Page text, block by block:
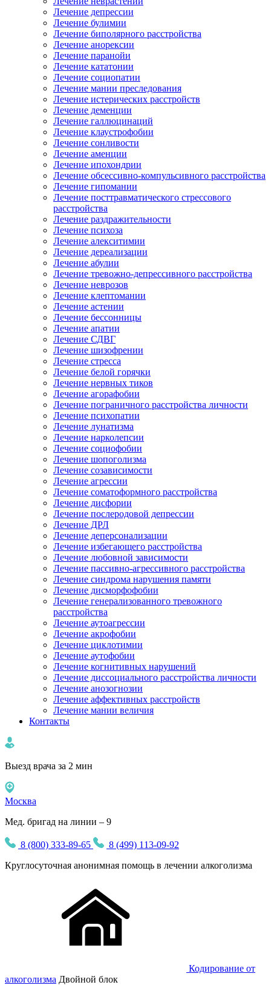
Лечение депрессии
Лечение булимии
Лечение биполярного расстройства
Лечение анорексии
Лечение паранойи
Лечение кататонии
Лечение социопатии
Лечение мании преследования
Лечение истерических расстройств
Лечение деменции
Лечение галлюцинаций
Лечение клаустрофобии
Лечение сонливости
Лечение аменции
Лечение ипохондрии
Лечение обсессивно-компульсивного расстройства
Лечение гипомании
Лечение посттравматического стрессового
расстройства
Лечение раздражительности
Лечение психоза
Лечение алекситимии
Лечение дереализации
Лечение абулии
Лечение тревожно-депрессивного расстройства
Лечение неврозов
Лечение клептомании
Лечение астении
Лечение бессонницы
Лечение апатии
Лечение СДВГ
Лечение шизофрении
Лечение стресса
Лечение белой горячки
Лечение нервных тиков
Лечение агорафобии
Лечение пограничного расстройства личности
Лечение психопатии
Лечение лунатизма
Лечение нарколепсии
Лечение социофобии
Лечение шопоголизма
Лечение созависимости
Лечение агрессии
Лечение соматоформного расстройства
Лечение дисфории
Лечение послеродовой депрессии
Лечение ДРЛ
Лечение деперсонализации
Лечение избегающего расстройства
Лечение любовной зависимости
Лечение пассивно-агрессивного расстройства
Лечение синдрома нарушения памяти
Лечение дисморфофобии
Лечение генерализованного тревожного
расстройства
Лечение аутоагрессии
Лечение акрофобии
Лечение циклотимии
Лечение аутофобии
Лечение когнитивных нарушений
Лечение диссоциального расстройства личности
Лечение анозогнозии
Лечение аффективных расстройств
Лечение мании величия
Контакты
Выезд врача за 2 мин
Москва
Мед. бригад на линии – 9
8 (800) 333-89-65
8 (499) 113-09-92
Круглосуточная анонимная помощь в лечении алкоголизма
Кодирование от
алкоголизма Двойной блок